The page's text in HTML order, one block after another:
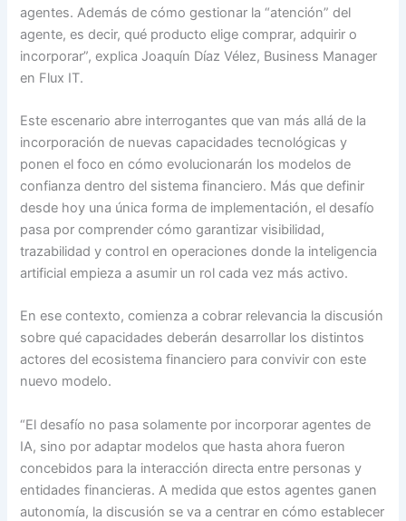
agentes. Además de cómo gestionar la “atención” del
agente, es decir, qué producto elige comprar, adquirir o
incorporar”, explica Joaquín Díaz Vélez, Business Manager
en Flux IT.
Este escenario abre interrogantes que van más allá de la
incorporación de nuevas capacidades tecnológicas y
ponen el foco en cómo evolucionarán los modelos de
confianza dentro del sistema financiero. Más que definir
desde hoy una única forma de implementación, el desafío
pasa por comprender cómo garantizar visibilidad,
trazabilidad y control en operaciones donde la inteligencia
artificial empieza a asumir un rol cada vez más activo.
En ese contexto, comienza a cobrar relevancia la discusión
sobre qué capacidades deberán desarrollar los distintos
actores del ecosistema financiero para convivir con este
nuevo modelo.
“El desafío no pasa solamente por incorporar agentes de
IA, sino por adaptar modelos que hasta ahora fueron
concebidos para la interacción directa entre personas y
entidades financieras. A medida que estos agentes ganen
autonomía, la discusión se va a centrar en cómo establecer